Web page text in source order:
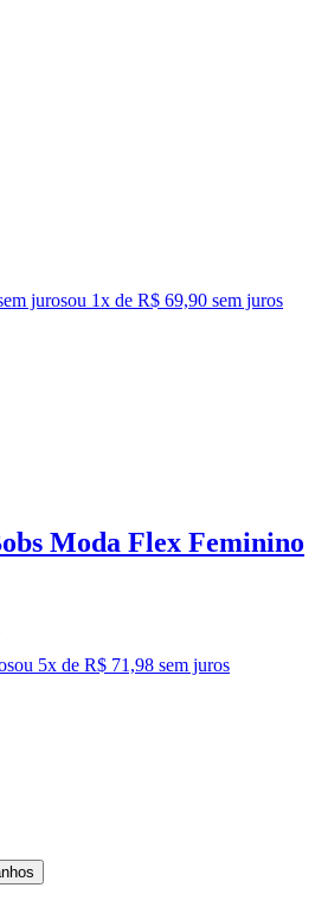
jurosou 1x de R$ 69,90 sem juros
Moda Flex Feminino
ou 5x de R$ 71,98 sem juros